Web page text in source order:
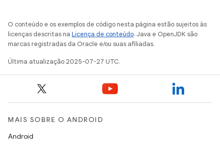
O conteúdo e os exemplos de código nesta página estão sujeitos às
licenças descritas na Licença de conteúdo. Java e OpenJDK são
marcas registradas da Oracle e/ou suas afiliadas.
Última atualização 2025-07-27 UTC.
MAIS SOBRE O ANDROID
Android